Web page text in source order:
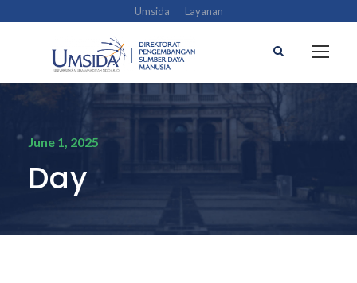
Umsida Layanan
June 1, 2025
Day